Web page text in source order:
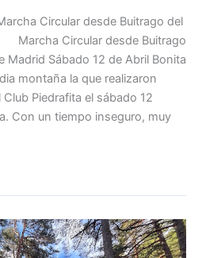
Circular desde Buitrago del
Marcha Circular desde Buitrago
Madrid Sábado 12 de Abril Bonita
montaña la que realizaron
Piedrafita el sábado 12
Con un tiempo inseguro, muy